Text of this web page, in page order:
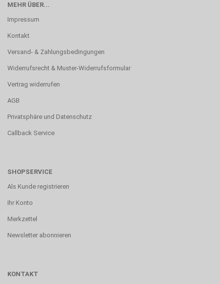
MEHR ÜBER...
Impressum
Kontakt
Versand- & Zahlungsbedingungen
Widerrufsrecht & Muster-Widerrufsformular
Vertrag widerrufen
AGB
Privatsphäre und Datenschutz
Callback Service
SHOPSERVICE
Als Kunde registrieren
Ihr Konto
Merkzettel
Newsletter abonnieren
KONTAKT